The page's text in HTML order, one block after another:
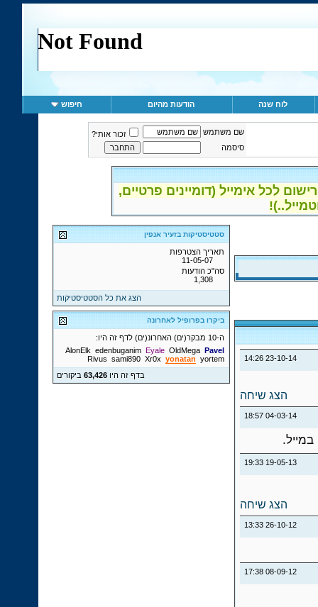
לוח שנה הודעות מהיום חיפוש
שם משתמש
זכור אותי?
סיסמה
לכל אימייל (דומיינים פרטיים,
23-10-14
14:26
הצג שיחה
04-03-14
18:57
19-05-13
19:33
הצג שיחה
26-10-12
13:33
08-09-12
17:38
סטטיסטיקות בזעיר אנפין
תאריך הצטרפות
11-05-07
סה"כ הודעות
1,308
הצג את כל הסטטיסטיקות
ביקרו בפרופיל לאחרונה
ה-10 מבקר(ים) האחרונ(ים) לדף זה היו:
AlonElk edenbuganim Eyale OldMega Pavel
Rivus sami890 Xr0x yonatan yortem
בדף זה היו63,426 ביקורים